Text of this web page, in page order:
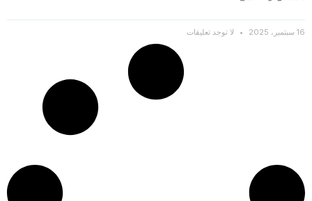
16 سبتمبر، 2025 لا توجد تعليقات